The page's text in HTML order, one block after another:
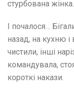
стурбована
І почалося…
назад, на кухню і
чистили, інші
командувала,
короткі накази.